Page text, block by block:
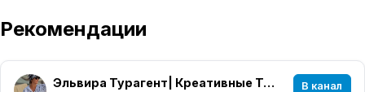
Рекомендации
Эльвира Турагент| Креативные Туры| Уфа🌏✈️🌴 В канал